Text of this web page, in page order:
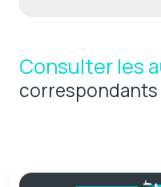
Consulter les